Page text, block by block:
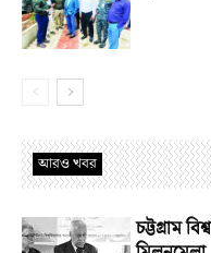
আরও খবর
চট্টগ্রাম